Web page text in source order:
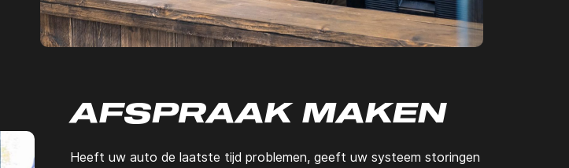
AFSPRAAK MAKEN
Heeft uw auto de laatste tijd problemen, geeft uw systeem storingen